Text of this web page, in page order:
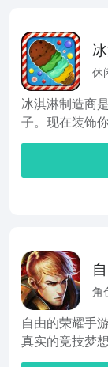
戏
休
冰淇淋制造商
子。现在装饰
角
自由的荣耀手
真实的竞技梦